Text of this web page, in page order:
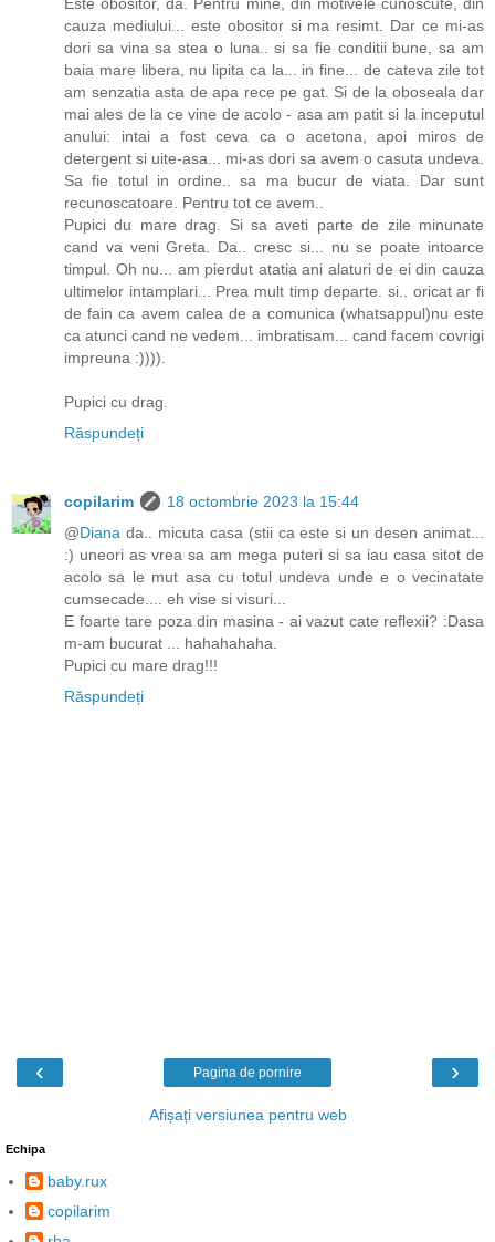
cauza mediului... este obositor si ma resimt. Dar ce mi-as
dori sa vina sa stea o luna.. si sa fie conditii bune, sa am
baia mare libera, nu lipita ca la... in fine... de cateva zile tot
am senzatia asta de apa rece pe gat. Si de la oboseala dar
mai ales de la ce vine de acolo - asa am patit si la inceputul
anului: intai a fost ceva ca o acetona, apoi miros de
detergent si uite-asa... mi-as dori sa avem o casuta undeva.
Sa fie totul in ordine.. sa ma bucur de viata. Dar sunt
recunoscatoare. Pentru tot ce avem..
Pupici du mare drag. Si sa aveti parte de zile minunate
cand va veni Greta. Da.. cresc si... nu se poate intoarce
timpul. Oh nu... am pierdut atatia ani alaturi de ei din cauza
ultimelor intamplari... Prea mult timp departe. si.. oricat ar fi
de fain ca avem calea de a comunica (whatsappul)nu este
ca atunci cand ne vedem... imbratisam... cand facem covrigi
impreuna :)))).
Pupici cu drag.
Răspundeți
copilarim
18 octombrie 2023 la 15:44
@Diana da.. micuta casa (stii ca este si un desen animat...
:) uneori as vrea sa am mega puteri si sa iau casa sitot de
acolo sa le mut asa cu totul undeva unde e o vecinatate
cumsecade.... eh vise si visuri...
E foarte tare poza din masina - ai vazut cate reflexii? :Dasa
m-am bucurat ... hahahahaha.
Pupici cu mare drag!!!
Răspundeți
‹ ›
Pagina de pornire
Afișați versiunea pentru web
Echipa
baby.rux
copilarim